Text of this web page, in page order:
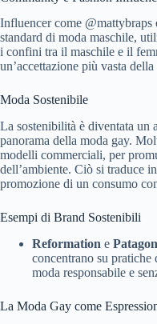
Influencer come
standard di moda maschile,
i confini tra il maschile e il
un’accettazione più vasta
Moda Sostenibile
La sostenibilità è diventata un
panorama della moda gay.
modelli commerciali, per
dell’ambiente. Ciò si traduce
promozione di un consumo
Esempi di Brand Sostenibili
Reformation e
concentrano su
moda responsabile e
La Moda Gay come